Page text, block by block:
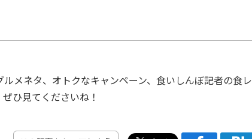
メネタ、オトクなキャンペーン、食いしんぼ記者の食レ
ひ見てくださいね！